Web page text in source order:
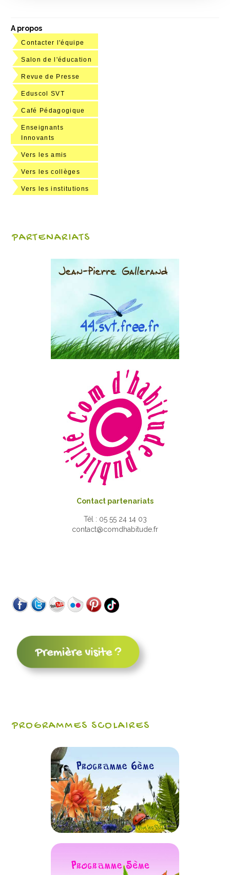
A propos
Contacter l'équipe
Salon de l'éducation
Revue de Presse
Eduscol SVT
Café Pédagogique
Enseignants
Innovants
Vers les amis
Vers les collèges
Vers les institutions
PARTENARIATS
Contact partenariats
Tél : 05 55 24 14 03
contact@comdhabitude.fr
PROGRAMMES SCOLAIRES